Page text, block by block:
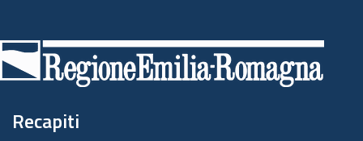
di
pagina
Recapiti